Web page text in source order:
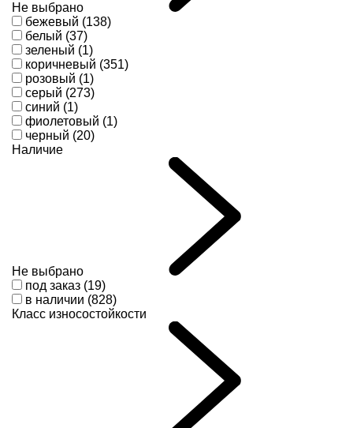
Не выбрано
бежевый (138)
белый (37)
зеленый (1)
коричневый (351)
розовый (1)
серый (273)
синий (1)
фиолетовый (1)
черный (20)
Наличие
Не выбрано
под заказ (19)
в наличии (828)
Класс износостойкости